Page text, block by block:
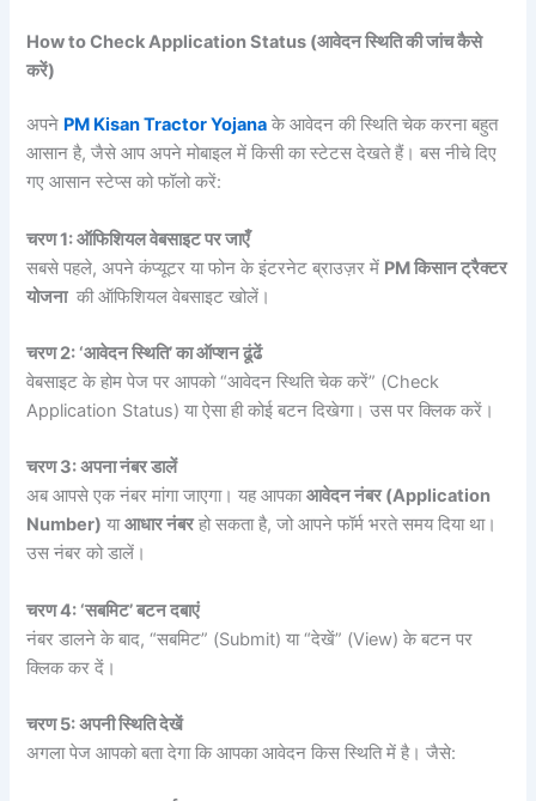
How to Check Application Status (आवेदनस्थितिकीजांचकैसे
करें)
अपने PM Kisan Tractor Yojana के आवेदन की स्थिति चेक करना बहुत
आसान है, जैसे आप अपने मोबाइल में किसी का स्टेटस देखते हैं। बस नीचे दिए
गए आसान स्टेप्स को फॉलो करें:
चरण 1:ऑफिशियलवेबसाइटपरजाएँ
सबसे पहले, अपने कंप्यूटर या फोन के इंटरनेट ब्राउज़र में PM किसान ट्रैक्टर
योजनाकी ऑफिशियल वेबसाइट खोलें।
चरण 2: ‘आवेदनस्थिति’काऑप्शनढूंढें
वेबसाइट के होम पेज पर आपको “आवेदन स्थिति चेक करें” (Check
Application Status) या ऐसा ही कोई बटन दिखेगा। उस पर क्लिक करें।
चरण 3:अपनानंबरडालें
अब आपसे एक नंबर मांगा जाएगा। यह आपकाआवेदननंबर (Application
Number) याआधारनंबरहो सकता है, जो आपने फॉर्म भरते समय दिया था।
उस नंबर को डालें।
चरण 4: ‘सबमिट’बटनदबाएं
नंबर डालने के बाद, “सबमिट” (Submit) या “देखें” (View) के बटन पर
क्लिक कर दें।
चरण 5:अपनीस्थितिदेखें
अगला पेज आपको बता देगा कि आपका आवेदन किस स्थिति में है। जैसे: